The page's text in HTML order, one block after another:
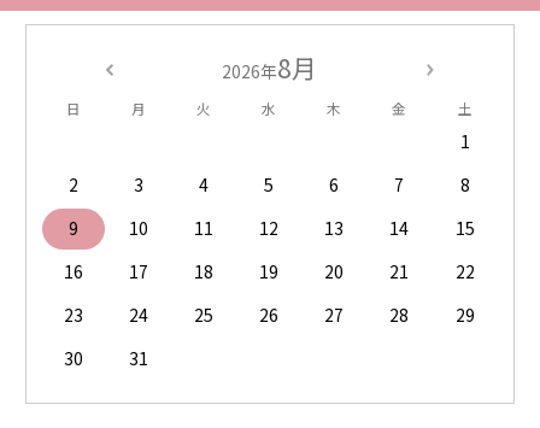
2026年8月
日 月 火 水 木 金 土
1
2
3 4 5 6 7
8
9
10 11 12 13 14
15
16
17 18 19 20 21
22
23
24 25 26 27 28
29
30
31